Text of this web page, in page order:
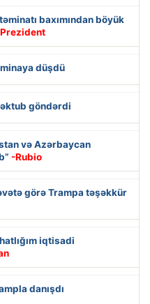
baxımından böyük
düşdü
göndərdi
və Azərbaycan
-Rubio
görə Trampa təşəkkür
iqtisadi
danışdı